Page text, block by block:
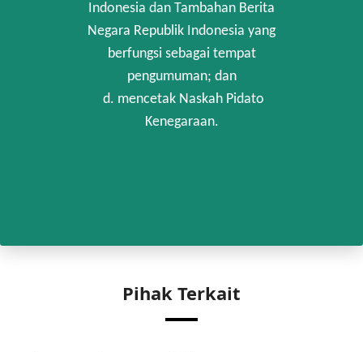
Indonesia dan Tambahan Berita
Negara Republik Indonesia yang
berfungsi sebagai tempat
pengumuman; dan
d. mencetak Naskah Pidato
Kenegaraan.
Pihak Terkait